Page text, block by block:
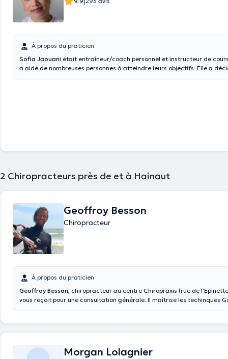
À propos du praticien
Sofia Jaouani était entraîneur/coach personnel et instructeur de
a aidé de nombreuses personnes à atteindre leurs objectifs. Elle a
2 Chiropracteurs près de et à Hainaut
Geoffroy Besson
Chiropracteur
À propos du praticien
Geoffroy Besson, chiropracteur au centre Chiropraxis (rue de
vous reçoit pour une consultation générale. Il maîtrise les techinques
Morgan Lolagnier